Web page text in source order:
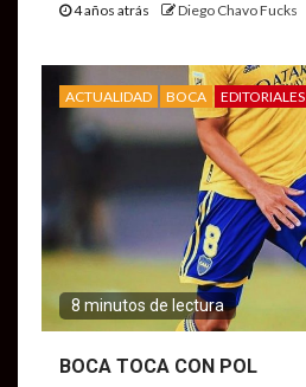
4 años atrás Diego Chavo Fucks
ACTUALIDAD BOCA EDITORIALES
8 minutos de lectura
BOCA TOCA CON POL